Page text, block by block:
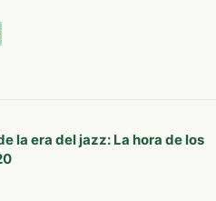
la era del jazz: La hora de los